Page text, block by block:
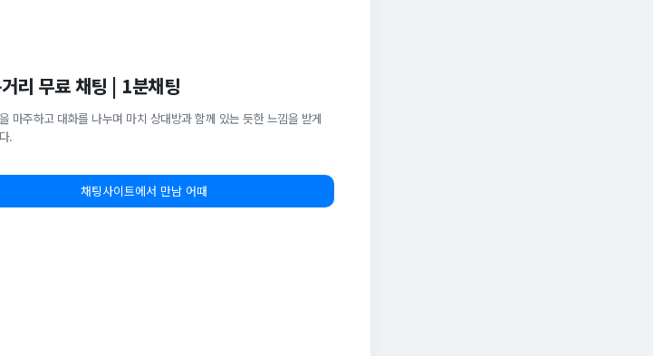
리 무료 채팅 | 1분채팅
마주하고 대화를 나누며 마치 상대방과 함께 있는 듯한 느낌을 받게
.
채팅사이트에서 만남 어때